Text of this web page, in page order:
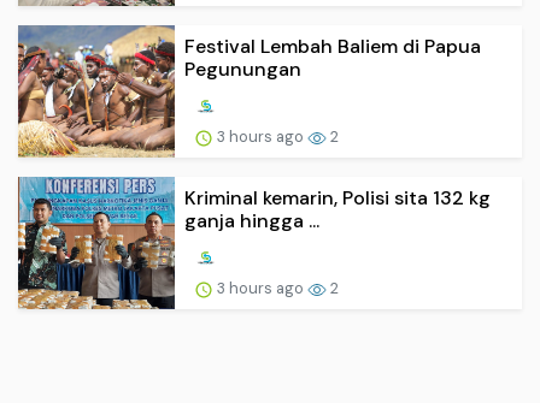
Festival Lembah Baliem di Papua
Pegunungan
3 hours ago 2
Kriminal kemarin, Polisi sita 132 kg
ganja hingga ...
3 hours ago 2